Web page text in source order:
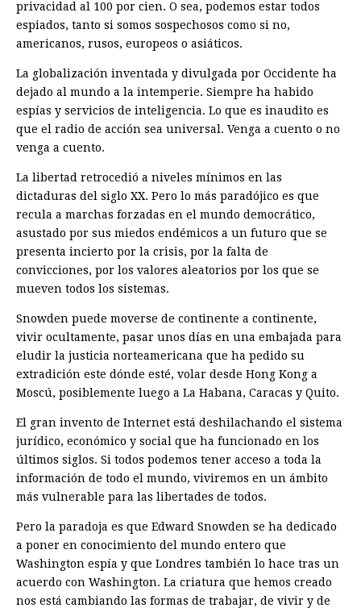
privacidad al 100 por cien. O sea, podemos estar todos
espiados, tanto si somos sospechosos como si no,
americanos, rusos, europeos o asiáticos.
La globalización inventada y divulgada por Occidente ha
dejado al mundo a la intemperie. Siempre ha habido
espías y servicios de inteligencia. Lo que es inaudito es
que el radio de acción sea universal. Venga a cuento o no
venga a cuento.
La libertad retrocedió a niveles mínimos en las
dictaduras del siglo XX. Pero lo más paradójico es que
recula a marchas forzadas en el mundo democrático,
asustado por sus miedos endémicos a un futuro que se
presenta incierto por la crisis, por la falta de
convicciones, por los valores aleatorios por los que se
mueven todos los sistemas.
Snowden puede moverse de continente a continente,
vivir ocultamente, pasar unos días en una embajada para
eludir la justicia norteamericana que ha pedido su
extradición este dónde esté, volar desde Hong Kong a
Moscú, posiblemente luego a La Habana, Caracas y Quito.
El gran invento de Internet está deshilachando el sistema
jurídico, económico y social que ha funcionado en los
últimos siglos. Si todos podemos tener acceso a toda la
información de todo el mundo, viviremos en un ámbito
más vulnerable para las libertades de todos.
Pero la paradoja es que Edward Snowden se ha dedicado
a poner en conocimiento del mundo entero que
Washington espía y que Londres también lo hace tras un
acuerdo con Washington. La criatura que hemos creado
nos está cambiando las formas de trabajar, de vivir y de